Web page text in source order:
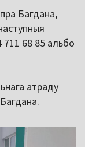
Багдана,
68 85 альбо
атраду